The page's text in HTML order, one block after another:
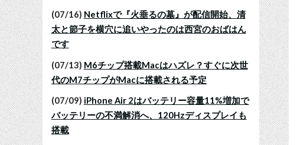
(07/16) Netflixで『火垂るの墓』が配信開始、清
太と節子を横穴に追いやったのは西宮のおばはん
です
(07/13) M6チップ搭載Macはハズレ？すぐに次世
代のM7チップがMacに搭載される予定
(07/09) iPhone Air 2はバッテリー容量11%増加で
バッテリーの不満解消へ、120Hzディスプレイも
搭載